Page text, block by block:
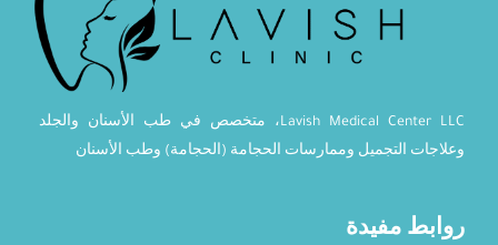
Lavish Medical Center LLC، متخصص في طب الأسنان والجلد
وعلاجات التجميل وممارسات الحجامة (الحجامة) وطب الأسنان
روابط مفيدة